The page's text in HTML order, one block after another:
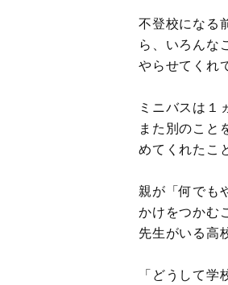
不登校になる
ら、いろんな
やらせてくれ
ミニバスは１
また別のこと
めてくれたこ
親が「何でも
かけをつかむ
先生がいる高
「どうして